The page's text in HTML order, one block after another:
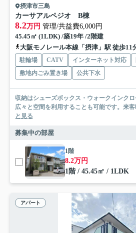
摂津市三島
カーサアルペジオ B棟
8.2万円 管理/共益費6,000円
45.45㎡ (1LDK) /築19年 /2階建
大阪モノレール本線「摂津」駅 徒歩11
駐輪場 CATV インターネット対応
敷地内ごみ置き場
公共下水
収納はシューズボックス・ウォークインクロ
広々と空間を利用することも可能です。来
と見る
募集中の部屋
1階
8.2万円
1階 / 45.45㎡ / 1LDK
アパート